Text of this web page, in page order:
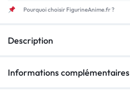
Pourquoi choisir FigurineAnime.fr ?
Description
Informations complémentaires